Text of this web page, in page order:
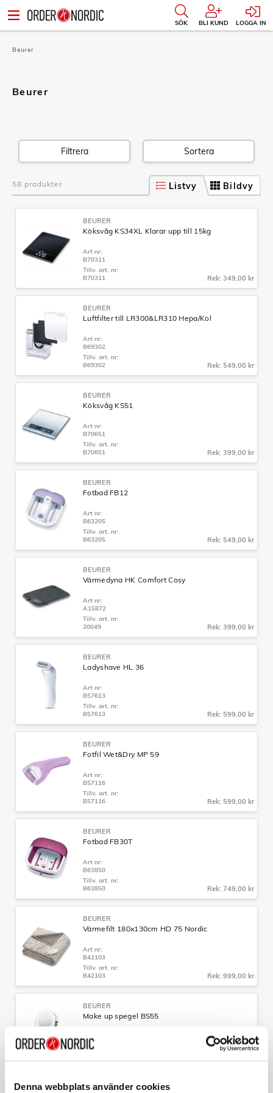
Denna webbplats använder cookies
SÖK BLI KUND LOGGA IN
Beurer
Beurer
Filtrera Sortera
58 produkter Bildvy
Listvy
BEURER
Köksvåg KS34XL Klarar upp till 15kg
Art nr:
B70311
Tillv. art. nr:
B70311
Rek: 349,00 kr
BEURER
Luftfilter till LR300&LR310 Hepa/Kol
Art nr:
B69302
Tillv. art. nr:
B69302
Rek: 549,00 kr
BEURER
Köksvåg KS51
Art nr:
B70651
Tillv. art. nr:
B70651
Rek: 399,00 kr
BEURER
Fotbad FB12
Art nr:
B63205
Tillv. art. nr:
B63205
Rek: 549,00 kr
BEURER
Värmedyna HK Comfort Cosy
Art nr:
A15872
Tillv. art. nr:
20049
Rek: 399,00 kr
BEURER
Ladyshave HL 36
Art nr:
B57613
Tillv. art. nr:
B57613
Rek: 599,00 kr
BEURER
Fotfil Wet&Dry MP 59
Art nr:
B57116
Tillv. art. nr:
B57116
Rek: 599,00 kr
BEURER
Fotbad FB30T
Art nr:
B63850
Tillv. art. nr:
B63850
Rek: 749,00 kr
BEURER
Värmefilt 180x130cm HD 75 Nordic
Art nr:
B42103
Tillv. art. nr:
B42103
Rek: 999,00 kr
BEURER
Make up spegel BS55
Art nr:
B65486
B65486
Rek: 549,00 kr